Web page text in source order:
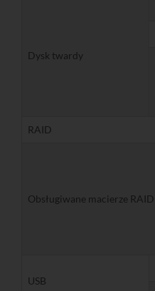
Dysk twardy
RAID
Obsługiwane macierze RAID
USB